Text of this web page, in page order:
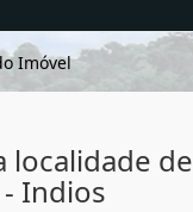
Imóvel
localidade de
Indios